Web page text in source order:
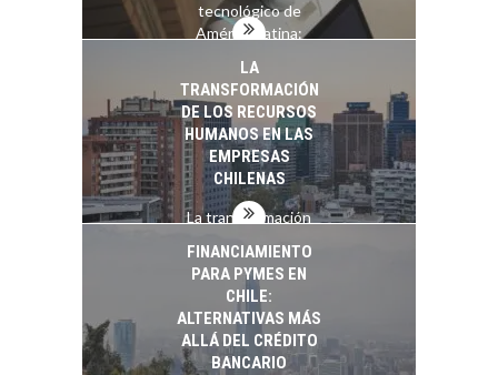
tecnológico de
América Latina:
LA
TRANSFORMACIÓN
DE LOS RECURSOS
HUMANOS EN LAS
EMPRESAS
CHILENAS
La transformación
recursos humanos en
las empresas…
FINANCIAMIENTO
PARA PYMES EN
CHILE:
ALTERNATIVAS MÁS
ALLÁ DEL CRÉDITO
BANCARIO